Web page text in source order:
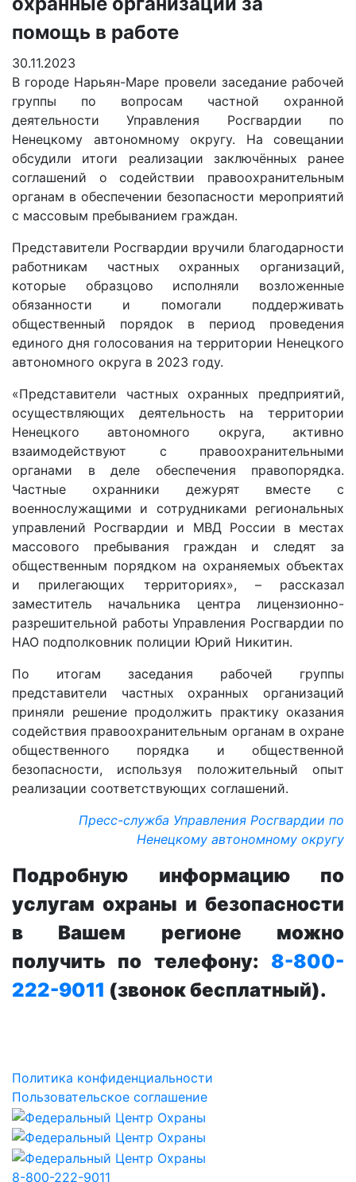
помощь в работе
30.11.2023
В городе Нарьян-Маре провели заседание рабочей
группы по вопросам частной охранной
деятельности Управления Росгвардии по
Ненецкому автономному округу. На совещании
обсудили итоги реализации заключённых ранее
соглашений о содействии правоохранительным
органам в обеспечении безопасности мероприятий
с массовым пребыванием граждан.
Представители Росгвардии вручили благодарности
работникам частных охранных организаций,
которые образцово исполняли возложенные
обязанности и помогали поддерживать
общественный порядок в период проведения
единого дня голосования на территории Ненецкого
автономного округа в 2023 году.
«Представители частных охранных предприятий,
осуществляющих деятельность на территории
Ненецкого автономного округа, активно
взаимодействуют с правоохранительными
органами в деле обеспечения правопорядка.
Частные охранники дежурят вместе с
военнослужащими и сотрудниками региональных
управлений Росгвардии и МВД России в местах
массового пребывания граждан и следят за
общественным порядком на охраняемых объектах
и прилегающих территориях», – рассказал
заместитель начальника центра лицензионно-
разрешительной работы Управления Росгвардии по
НАО подполковник полиции Юрий Никитин.
По итогам заседания рабочей группы
представители частных охранных организаций
приняли решение продолжить практику оказания
содействия правоохранительным органам в охране
общественного порядка и общественной
безопасности, используя положительный опыт
реализации соответствующих соглашений.
Пресс-служба Управления Росгвардии по
Ненецкому автономному округу
Подробную информацию по
услугам охраны и безопасности
в Вашем регионе можно
получить по телефону: 8-800-
222-9011 (звонок бесплатный).
Политика конфиденциальности
Пользовательское соглашение
8-800-222-9011